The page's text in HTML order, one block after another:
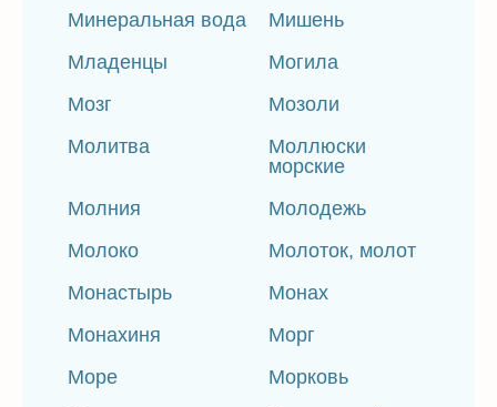
Минеральная вода
Мишень
Младенцы
Могила
Мозг
Мозоли
Молитва
Моллюски
морские
Молния
Молодежь
Молоко
Молоток, молот
Монастырь
Монах
Монахиня
Морг
Море
Морковь